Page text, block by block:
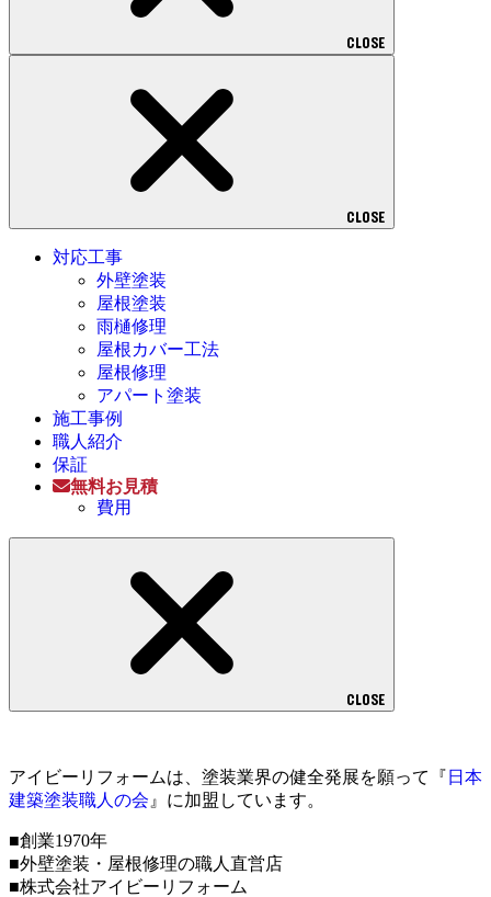
CLOSE
CLOSE
対応工事
外壁塗装
屋根塗装
雨樋修理
屋根カバー工法
屋根修理
アパート塗装
施工事例
職人紹介
保証
無料お見積
費用
CLOSE
アイビーリフォームは、塗装業界の健全発展を願って『 日本
建築塗装職人の会 』に加盟しています。
■創業1970年
■外壁塗装・屋根修理の職人直営店
■株式会社アイビーリフォーム